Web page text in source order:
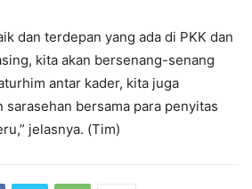
dan terdepan yang ada di PKK dan
kita akan bersenang-senang
antar kader, kita juga
sarasehan bersama para penyitas
jelasnya. (Tim)